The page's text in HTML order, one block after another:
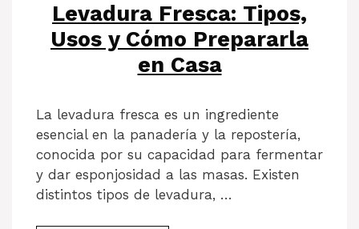
Levadura Fresca: Tipos,
Usos y Cómo Prepararla
en Casa
La levadura fresca es un ingrediente
esencial en la panadería y la repostería,
conocida por su capacidad para fermentar
y dar esponjosidad a las masas. Existen
distintos tipos de levadura, …